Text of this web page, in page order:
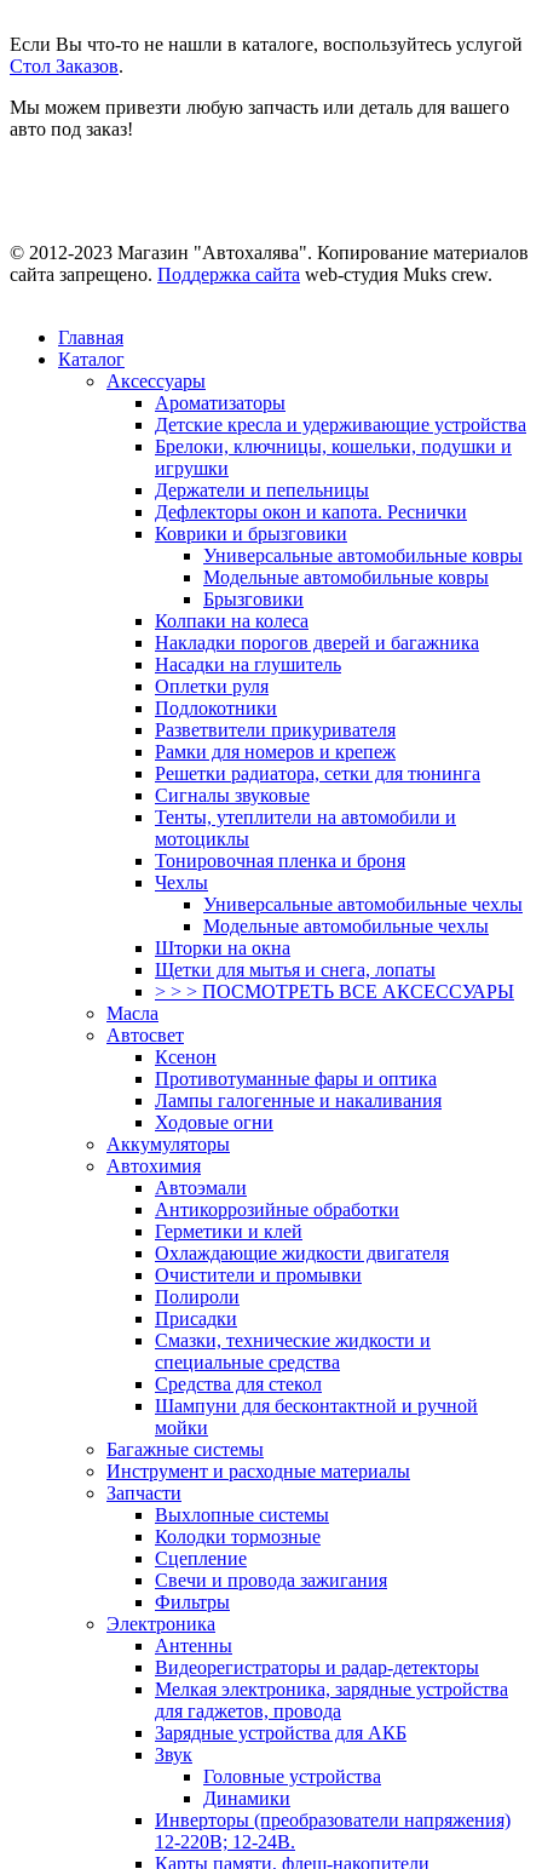
Если Вы что-то не нашли в каталоге, воспользуйтесь услугой
Стол Заказов.
Мы можем привезти любую запчасть или деталь для вашего
авто под заказ!
© 2012-2023 Магазин "Автохалява". Копирование материалов
сайта запрещено. Поддержка сайта web-студия Muks crew.
Главная
Каталог
Аксессуары
Ароматизаторы
Детские кресла и удерживающие устройства
Брелоки, ключницы, кошельки, подушки и
игрушки
Держатели и пепельницы
Дефлекторы окон и капота. Реснички
Коврики и брызговики
Универсальные автомобильные ковры
Модельные автомобильные ковры
Брызговики
Колпаки на колеса
Накладки порогов дверей и багажника
Насадки на глушитель
Оплетки руля
Подлокотники
Разветвители прикуривателя
Рамки для номеров и крепеж
Решетки радиатора, сетки для тюнинга
Сигналы звуковые
Тенты, утеплители на автомобили и
мотоциклы
Тонировочная пленка и броня
Чехлы
Универсальные автомобильные чехлы
Модельные автомобильные чехлы
Шторки на окна
Щетки для мытья и снега, лопаты
> > > ПОСМОТРЕТЬ ВСЕ АКСЕССУАРЫ
Масла
Автосвет
Ксенон
Противотуманные фары и оптика
Лампы галогенные и накаливания
Ходовые огни
Аккумуляторы
Автохимия
Автоэмали
Антикоррозийные обработки
Герметики и клей
Охлаждающие жидкости двигателя
Очистители и промывки
Полироли
Присадки
Смазки, технические жидкости и
специальные средства
Средства для стекол
Шампуни для бесконтактной и ручной
мойки
Багажные системы
Инструмент и расходные материалы
Запчасти
Выхлопные системы
Колодки тормозные
Сцепление
Свечи и провода зажигания
Фильтры
Электроника
Антенны
Видеорегистраторы и радар-детекторы
Мелкая электроника, зарядные устройства
для гаджетов, провода
Зарядные устройства для АКБ
Звук
Головные устройства
Динамики
Инверторы (преобразователи напряжения)
12-220В; 12-24В.
Карты памяти, флеш-накопители